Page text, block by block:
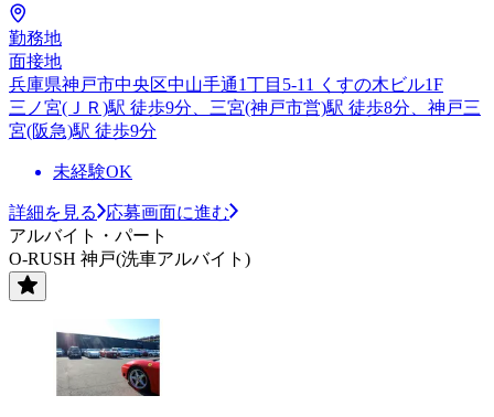
勤務地
面接地
兵庫県神戸市中央区中山手通1丁目5-11 くすの木ビル1F
三ノ宮(ＪＲ)駅 徒歩9分、三宮(神戸市営)駅 徒歩8分、神戸三
宮(阪急)駅 徒歩9分
未経験OK
詳細を見る
応募画面に進む
アルバイト・パート
O-RUSH 神戸(洗車アルバイト)